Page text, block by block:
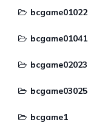
bcgame01022
bcgame01041
bcgame02023
bcgame03025
bcgame1